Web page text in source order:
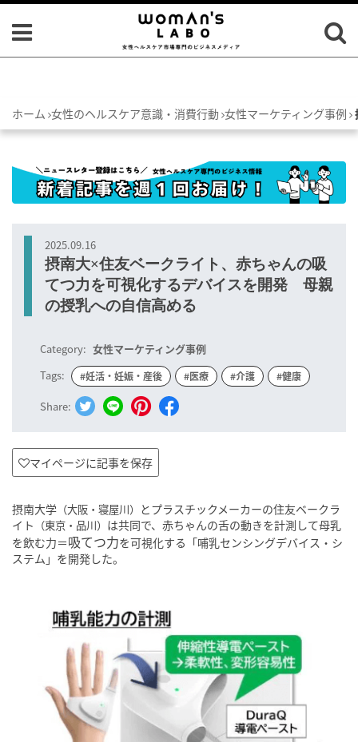
ホーム 女性のヘルスケア意識・消費行動 女性マーケティング事例
2025.09.16
摂南大×住友ベークライト、赤ちゃんの吸
てつ力を可視化するデバイスを開発 母親
の授乳への自信高める
Category: 女性マーケティング事例
Tags:
#妊活・妊娠・産後 #医療 #介護 #健康
Share:
マイページに記事を保存
摂南大学 （大阪・寝屋川）
とプラスチックメーカーの住友ベークラ
イト （東京・品川） は共同で、赤ちゃんの舌の動きを計測して母乳
を飲む力＝吸てつ力を可視化する「哺乳センシングデバイス・シ
ステム」を開発した。